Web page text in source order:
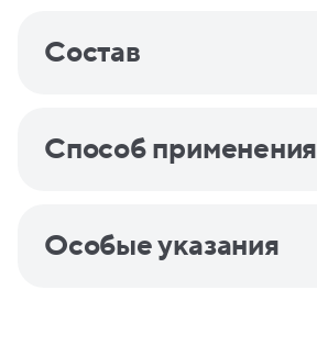
Состав
Способ применения
Особые указания